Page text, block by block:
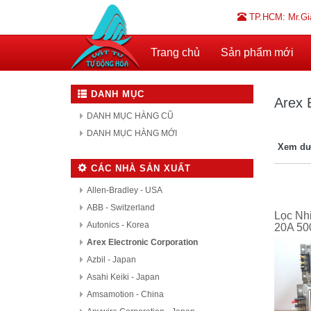
TP.HCM:
Trang chủ Sản phẩm mới
DANH MỤC
DANH MỤC HÀNG CŨ
DANH MỤC HÀNG MỚI
CÁC NHÀ SẢN XUẤT
Allen-Bradley - USA
ABB - Switzerland
Autonics - Korea
Arex Electronic Corporation
Azbil - Japan
Asahi Keiki - Japan
Amsamotion - China
Arex
Xem
Lọc
20A